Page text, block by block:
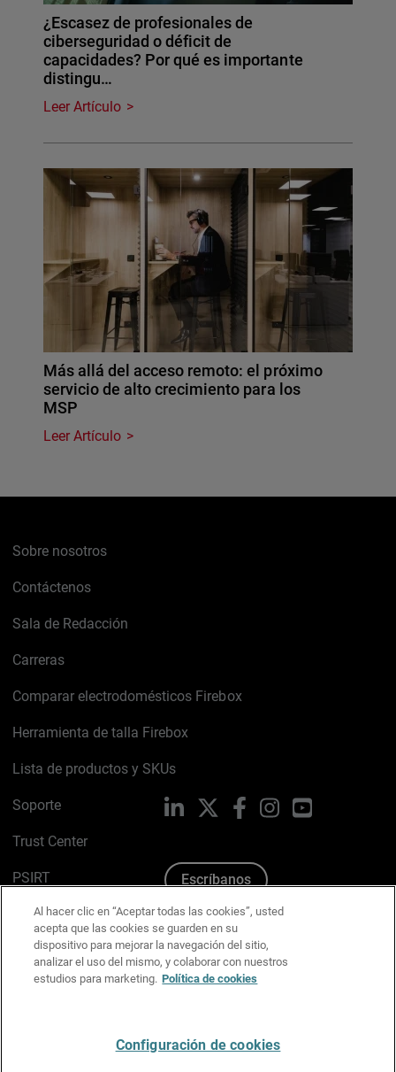
¿Escasez de profesionales de
ciberseguridad o déficit de
capacidades? Por qué es importante
distingu…
Leer Artículo
Más allá del acceso remoto: el próximo
servicio de alto crecimiento para los
MSP
Leer Artículo
Sobre nosotros
Contáctenos
Sala de Redacción
Carreras
Comparar electrodomésticos Firebox
Herramienta de talla Firebox
Lista de productos y SKUs
Soporte
Trust Center
PSIRT
Política de cookies
Política de privacidad
Kit de medios y marca
LinkedIn FacebookInstagramYouTube
Escríbanos
Al hacer clic en “Aceptar todas las cookies”, usted
acepta que las cookies se guarden en su
dispositivo para mejorar la navegación del sitio,
analizar el uso del mismo, y colaborar con nuestros
estudios para marketing. Política de cookies
Configuración de cookies